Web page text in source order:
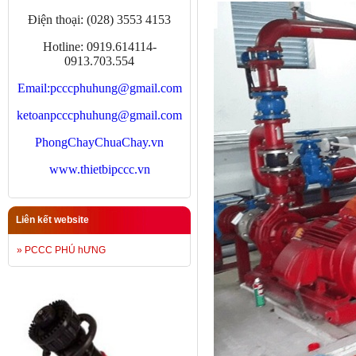
Điện thoại: (028) 3553 4153
Hotline: 0919.614114-
0913.703.554
Email:pcccphuhung@gmail.com
ketoanpcccphuhung@gmail.com
PhongChayChuaChay.vn
www.thietbipccc.vn
Liên kết website
» PCCC PHÚ hƯNG